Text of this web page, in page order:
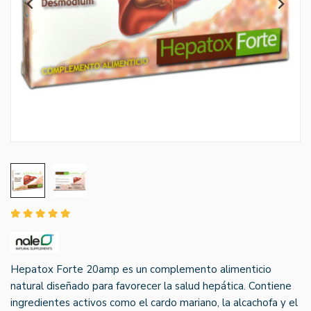
Hepatox Forte 20amp es un complemento alimenticio
natural diseñado para favorecer la salud hepática. Contiene
ingredientes activos como el cardo mariano, la alcachofa y el